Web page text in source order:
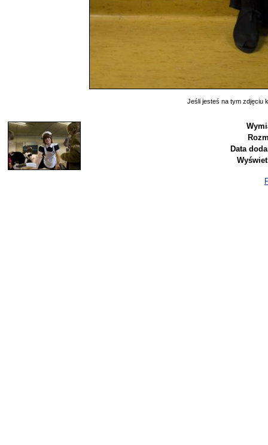
Jeśli jesteś na tym zdjęciu
Data